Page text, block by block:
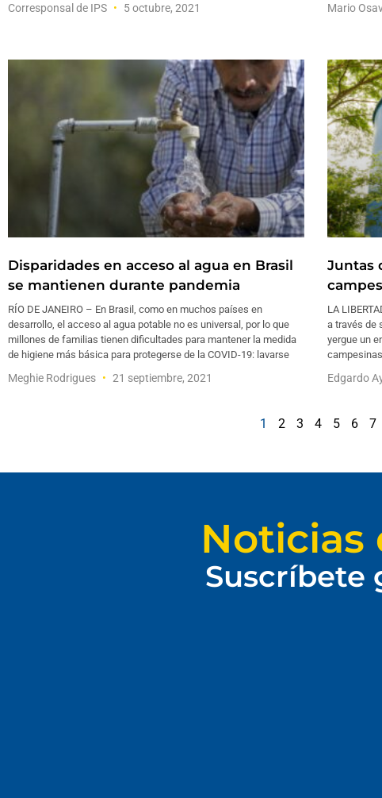
Corresponsal de IPS 5 octubre, 2021 Mario
Disparidades en acceso al agua en Brasil
se mantienen durante pandemia
RÍO DE JANEIRO – En Brasil, como en muchos países en
desarrollo, el acceso al agua potable no es universal, por lo que
millones de familias tienen dificultades para mantener la medida
de higiene más básica para protegerse de la COVID-19: lavarse
Meghie Rodrigues 21 septiembre, 2021
Juntas
LA
a través de
yergue un
Edgardo
1 2 3 4 5 6 7
Noticias
Suscríbete